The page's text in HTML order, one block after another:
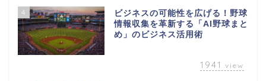
4
ビジネスの可能性を広げる！野球
情報収集を革新する「AI野球まと
め」のビジネス活用術
1941 view